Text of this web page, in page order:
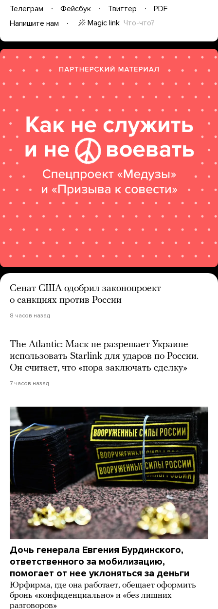
Телеграм Фейсбук Твиттер
PDF
Напишите нам
Magic link Что-что?
Сенат США одобрил законопроект
о санкциях против России
8 часов назад
The Atlantic: Маск не разрешает Украине
использовать Starlink для ударов по России.
Он считает, что «пора заключать сделку»
7 часов назад
Дочь генерала Евгения Бурдинского,
ответственного за мобилизацию,
помогает от нее уклоняться за деньги
Юрфирма, где она работает, обещает оформить
бронь «конфиденциально» и «без лишних
разговоров»